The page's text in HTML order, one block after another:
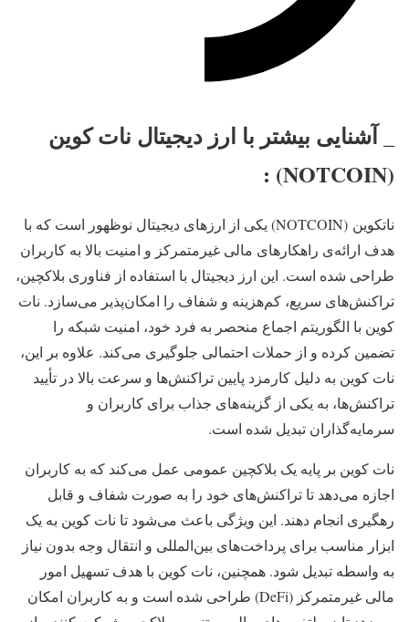
_ آشنایی بیشتر با ارز دیجیتال نات کوین
(NOTCOIN) :
ناتکوین
(NOTCOIN) یکی از ارزهای دیجیتال نوظهور است که با
هدف ارائه‌ی راهکارهای مالی غیرمتمرکز و امنیت بالا به کاربران
طراحی شده است. این ارز دیجیتال با استفاده از فناوری بلاکچین،
تراکنش‌های سریع، کم‌هزینه و شفاف را امکان‌پذیر می‌سازد. نات
کوین با الگوریتم اجماع منحصر به فرد خود، امنیت شبکه را
تضمین کرده و از حملات احتمالی جلوگیری می‌کند. علاوه بر این،
نات کوین به دلیل کارمزد پایین تراکنش‌ها و سرعت بالا در تأیید
تراکنش‌ها، به یکی از گزینه‌های جذاب برای کاربران و
سرمایه‌گذاران تبدیل شده است.
نات کوین بر پایه یک بلاکچین عمومی عمل می‌کند که به کاربران
اجازه می‌دهد تا تراکنش‌های خود را به صورت شفاف و قابل
رهگیری انجام دهند. این ویژگی باعث می‌شود تا نات کوین به یک
ابزار مناسب برای پرداخت‌های بین‌المللی و انتقال وجه بدون نیاز
به واسطه تبدیل شود. همچنین، نات کوین با هدف تسهیل امور
مالی غیرمتمرکز (DeFi) طراحی شده است و به کاربران امکان